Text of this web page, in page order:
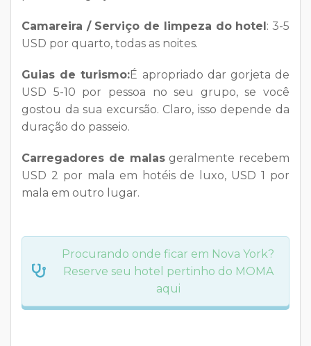
Camareira / Serviço de limpeza do hotel: 3-5
USD por quarto, todas as noites.
Guias de turismo:É apropriado dar gorjeta de
USD 5-10 por pessoa no seu grupo, se você
gostou da sua excursão. Claro, isso depende da
duração do passeio.
Carregadores de malasgeralmente recebem
USD 2 por mala em hotéis de luxo, USD 1 por
mala em outro lugar.
Procurando onde ficar em Nova York?
Reserve seu hotel pertinho do MOMA
aqui